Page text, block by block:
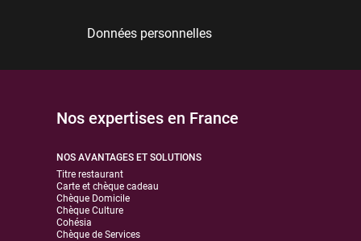
Données personnelles
Nos expertises en France
NOS AVANTAGES ET SOLUTIONS
Titre restaurant
Carte et chèque cadeau
Chèque Domicile
Chèque Culture
Cohésia
Chèque de Services